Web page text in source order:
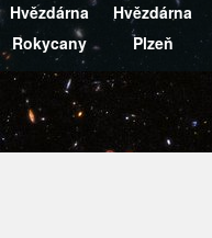
Hvězdárna
Rokycany
Hvězdárna
Plzeň